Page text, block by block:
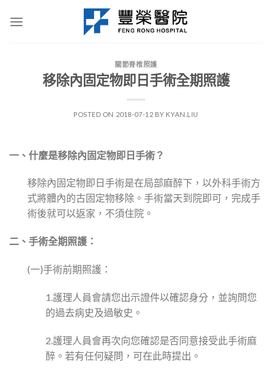
關節脊椎照護
移除內固定物即日手術全期照護
POSTED ON 2018-07-12 BY KYAN.LIU
一、什麼是移除內固定物即日手術？
移除內固定物即日手術是在局部麻醉下，以外科手術方
式將體內的古固定物移除。手術當天到院即可，完成手
術後就可以返家，不須住院。
二、手術全期照護：
(一)手術前期照護：
1.護理人員會請您出示證件以確認身分，並詢問您
的過去病史及過敏史。
2.護理人員會再次向您確認是否同意接受此手術麻
醉。若有任何疑問，可在此時提出。